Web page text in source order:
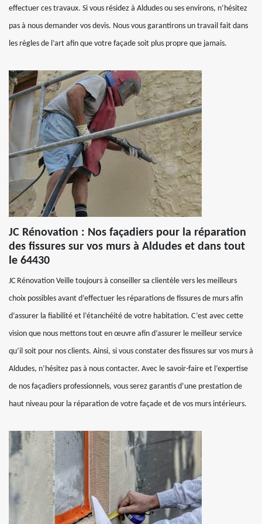
effectuer ces travaux. Si vous résidez à Aldudes ou ses environs, n’hésitez
pas à nous demander vos devis. Nous vous garantirons un travail fait dans
les règles de l’art afin que votre façade soit plus propre que jamais.
JC Rénovation : Nos façadiers pour la réparation
des fissures sur vos murs à Aldudes et dans tout
le 64430
JC Rénovation Veille toujours à conseiller sa clientèle vers les meilleurs
choix possibles avant d’effectuer les réparations de fissures de murs afin
d’assurer la fiabilité et l’étanchéité de votre habitation. C’est avec cette
vision que nous mettons tout en œuvre afin d’assurer le meilleur service
qu’il soit pour nos clients. Ainsi, si vous constater des fissures sur vos murs à
Aldudes, n’hésitez pas à nous contacter. Avec le savoir-faire et l’expertise
de nos façadiers professionnels, vous serez garantis d’une prestation de
haut niveau pour la réparation de votre façade et de vos murs intérieurs.